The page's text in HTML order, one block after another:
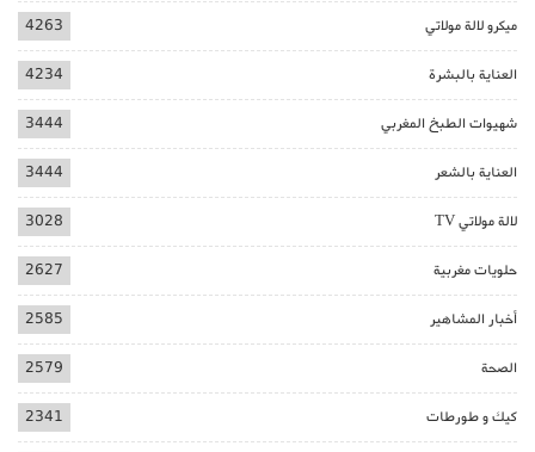
ميكرو لالة مولاتي 4263
العناية بالبشرة 4234
شهيوات الطبخ المغربي 3444
العناية بالشعر 3444
لالة مولاتي TV 3028
حلويات مغربية 2627
أخبار المشاهير 2585
الصحة 2579
كيك و طورطات 2341